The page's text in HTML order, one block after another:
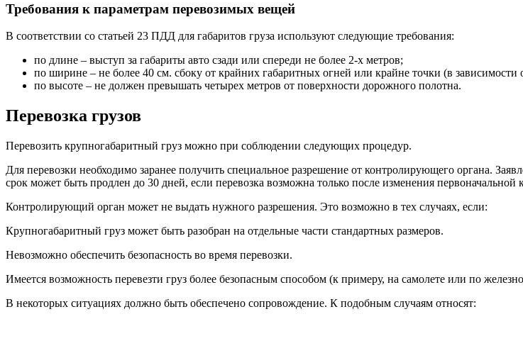
Требования к параметрам перевозимых вещей
В соответствии со статьей 23 ПДД для габаритов груза используют следующие требования:
по длине – выступ за габариты авто сзади или спереди не более 2-х метров;
по ширине – не более 40 см. сбоку от крайних габаритных огней или крайне точки (в зависимости
по высоте – не должен превышать четырех метров от поверхности дорожного полотна.
Перевозка грузов
Перевозить крупногабаритный груз можно при соблюдении следующих процедур.
Для перевозки необходимо заранее получить специальное разрешение от контролирующего органа.
срок может быть продлен до 30 дней, если перевозка возможна только после изменения первоначальной
Контролирующий орган может не выдать нужного разрешения. Это возможно в тех случаях, если:
Крупногабаритный груз может быть разобран на отдельные части стандартных размеров.
Невозможно обеспечить безопасность во время перевозки.
Имеется возможность перевезти груз более безопасным способом (к примеру, на самолете или по
В некоторых ситуациях должно быть обеспечено сопровождение. К подобным случаям относят: